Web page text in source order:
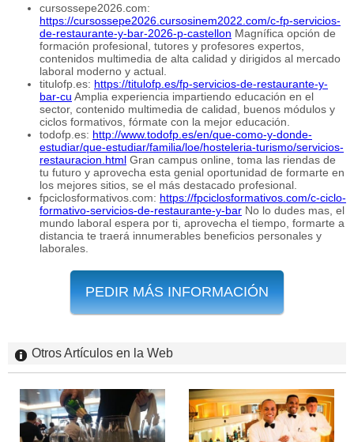
cursossepe2026.com:
https://cursossepe2026.cursosinem2022.com/c-fp-servicios-
de-restaurante-y-bar-2026-p-castellon Magnífica opción de
formación profesional, tutores y profesores expertos,
contenidos multimedia de alta calidad y dirigidos al mercado
laboral moderno y actual.
titulofp.es: https://titulofp.es/fp-servicios-de-restaurante-y-
bar-cu Amplia experiencia impartiendo educación en el
sector, contenido multimedia de calidad, buenos módulos y
ciclos formativos, fórmate con la mejor educación.
todofp.es: http://www.todofp.es/en/que-como-y-donde-
estudiar/que-estudiar/familia/loe/hosteleria-turismo/servicios-
restauracion.html Gran campus online, toma las riendas de
tu futuro y aprovecha esta genial oportunidad de formarte en
los mejores sitios, se el más destacado profesional.
fpciclosformativos.com: https://fpciclosformativos.com/c-ciclo-
formativo-servicios-de-restaurante-y-bar No lo dudes mas, el
mundo laboral espera por ti, aprovecha el tiempo, formarte a
distancia te traerá innumerables beneficios personales y
laborales.
PEDIR MÁS INFORMACIÓN
Otros Artículos en la Web